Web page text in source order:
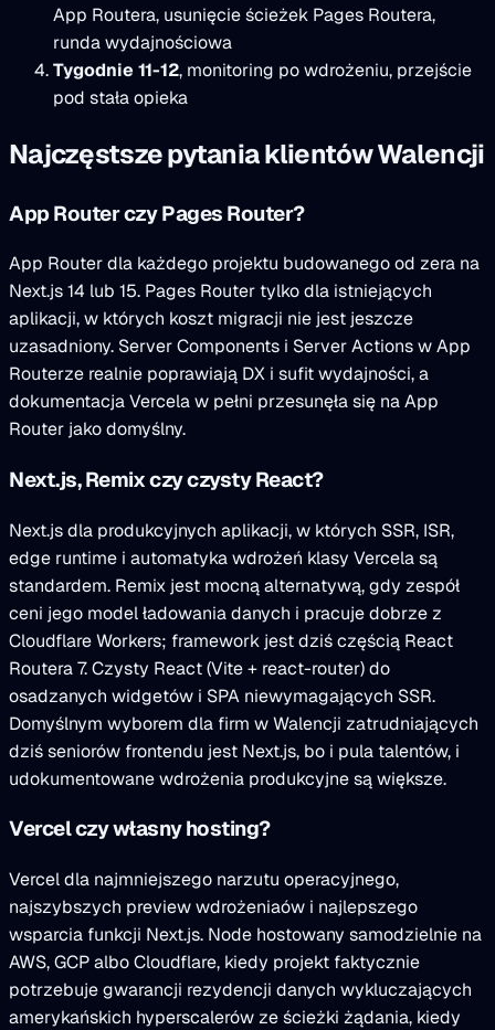
App Routera, usunięcie ścieżek Pages Routera,
runda wydajnościowa
Tygodnie 11-12, monitoring po wdrożeniu, przejście
pod stała opieka
Najczęstsze pytania klientów Walencji
App Router czy Pages Router?
App Router dla każdego projektu budowanego od zera na
Next.js 14 lub 15. Pages Router tylko dla istniejących
aplikacji, w których koszt migracji nie jest jeszcze
uzasadniony. Server Components i Server Actions w App
Routerze realnie poprawiają DX i sufit wydajności, a
dokumentacja Vercela w pełni przesunęła się na App
Router jako domyślny.
Next.js, Remix czy czysty React?
Next.js dla produkcyjnych aplikacji, w których SSR, ISR,
edge runtime i automatyka wdrożeń klasy Vercela są
standardem. Remix jest mocną alternatywą, gdy zespół
ceni jego model ładowania danych i pracuje dobrze z
Cloudflare Workers; framework jest dziś częścią React
Routera 7. Czysty React (Vite + react-router) do
osadzanych widgetów i SPA niewymagających SSR.
Domyślnym wyborem dla firm w Walencji zatrudniających
dziś seniorów frontendu jest Next.js, bo i pula talentów, i
udokumentowane wdrożenia produkcyjne są większe.
Vercel czy własny hosting?
Vercel dla najmniejszego narzutu operacyjnego,
najszybszych preview wdrożeniaów i najlepszego
wsparcia funkcji Next.js. Node hostowany samodzielnie na
AWS, GCP albo Cloudflare, kiedy projekt faktycznie
potrzebuje gwarancji rezydencji danych wykluczających
amerykańskich hyperscalerów ze ścieżki żądania, kiedy